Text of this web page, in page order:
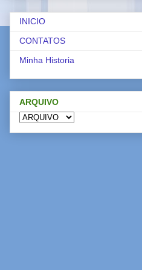
INICIO
CONTATOS
Minha Historia
ARQUIVO